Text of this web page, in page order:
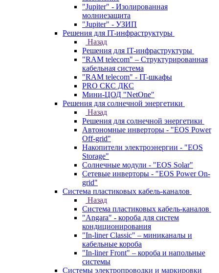
"Jupiter" - Изолированная
молниезащита
"Jupiter" - УЗИП
Решения для IT-инфраструктуры
Назад
Решения для IT-инфраструктуры
"RAM telecom" – Структурированная
кабельная система
"RAM telecom" - IT-шкафы
PRO СКС ДКС
Мини-ЦОД "NetOne"
Решения для солнечной энергетики
Назад
Решения для солнечной энергетики
Автономные инверторы - "EOS Power
Off-grid"
Накопители электроэнергии - "EOS
Storage"
Солнечные модули - "EOS Solar"
Сетевые инверторы - "EOS Power On-
grid"
Система пластиковых кабель-каналов
Назад
Система пластиковых кабель-каналов
"Angara" - короба для систем
кондиционирования
"In-liner Classic" – миниканалы и
кабельные короба
"In-liner Front" – короба и напольные
системы
Системы электропроводки и маркировки